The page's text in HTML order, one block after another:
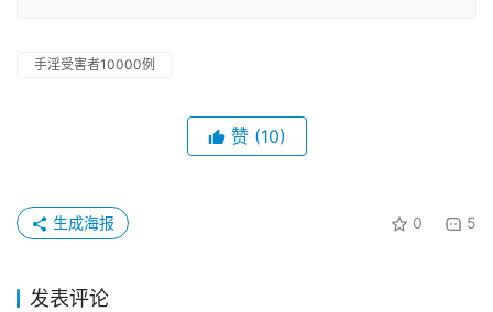
手淫受害者10000例
赞 (10)
0 5
生成海报
发表评论